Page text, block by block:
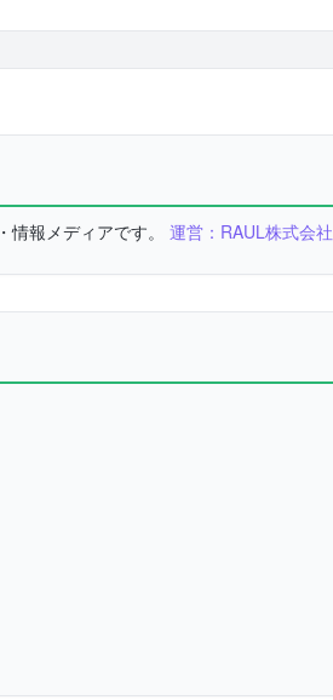
報メディアです。 運営：RAUL株式会社